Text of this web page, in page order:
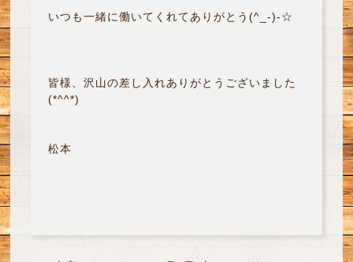
いつも一緒に働いてくれてありがとう(^_-)-☆
皆様、沢山の差し入れありがとうございました
(*^^*)
松本